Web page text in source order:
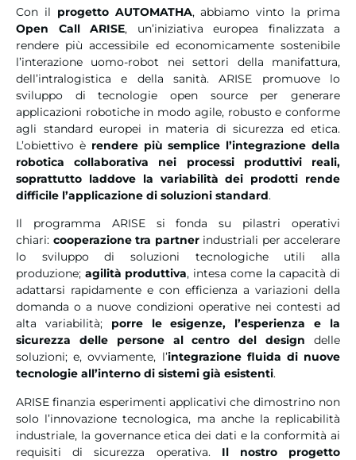
Con il progetto AUTOMATHA, abbiamo vinto la prima
Open Call ARISE, un’iniziativa europea finalizzata a
rendere più accessibile ed economicamente sostenibile
l’interazione uomo-robot nei settori della manifattura,
dell’intralogistica e della sanità. ARISE promuove lo
sviluppo di tecnologie open source per generare
applicazioni robotiche in modo agile, robusto e conforme
agli standard europei in materia di sicurezza ed etica.
L’obiettivo è rendere più semplice l’integrazione della
robotica collaborativa nei processi produttivi reali,
soprattutto laddove la variabilità dei prodotti rende
difficile l’applicazione di soluzioni standard.
Il programma ARISE si fonda su pilastri operativi
chiari: cooperazione tra partnerindustriali per accelerare
lo sviluppo di soluzioni tecnologiche utili alla
produzione; agilità produttiva, intesa come la capacità di
adattarsi rapidamente e con efficienza a variazioni della
domanda o a nuove condizioni operative nei contesti ad
alta variabilità; porre le esigenze, l’esperienza e la
sicurezza delle persone al centro del design delle
soluzioni; e, ovviamente, l’integrazione fluida di nuove
tecnologie all’interno di sistemi già esistenti.
ARISE finanzia esperimenti applicativi che dimostrino non
solo l’innovazione tecnologica, ma anche la replicabilità
industriale, la governance etica dei dati e la conformità ai
requisiti di sicurezza operativa.Il nostro progetto